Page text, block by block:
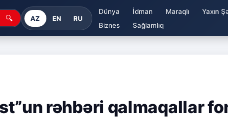
🔍 AZ EN RU
Dünya İdman Maraqlı Yaxın
Biznes
Sağlamlıq
rəhbəri qalmaqallar